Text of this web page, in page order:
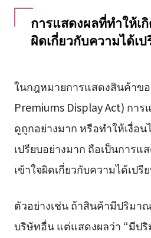
การแสดงผลที่ทำให้เ
ผิดเกี่ยวกับความได้เ
ในกฎหมายการแสดงสินค้าข
Premiums Display Act) กา
ดูถูกอย่างมาก หรือทำให้เงื่อ
เปรียบอย่างมาก ถือเป็นการแ
เข้าใจผิดเกี่ยวกับความได้เปรี
ตัวอย่างเช่น ถ้าสินค้ามีปริมา
บริษัทอื่น แต่แสดงผลว่า “มีป